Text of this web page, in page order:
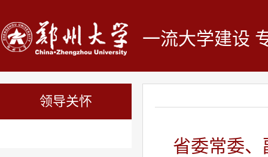
一流大学建设
领导关怀
省委常委